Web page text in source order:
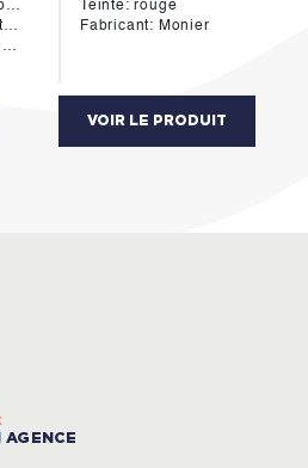
Teinte: rouge
Fabricant: Monier
VOIR LE PRODUIT
AGENCE